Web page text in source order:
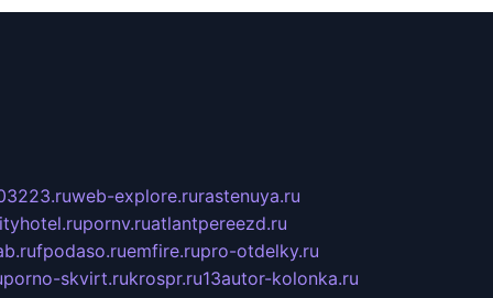
web-explore.rurastenuya.ru
pornv.ruatlantpereezd.ru
fpodaso.ruemfire.rupro-otdelky.ru
porno-skvirt.rukrospr.ru13autor-kolonka.ru